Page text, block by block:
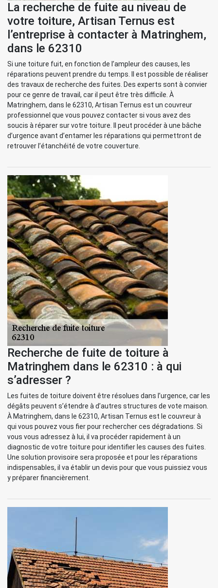
La recherche de fuite au niveau de
votre toiture, Artisan Ternus est
l’entreprise à contacter à Matringhem,
dans le 62310
Si une toiture fuit, en fonction de l’ampleur des causes, les
réparations peuvent prendre du temps. Il est possible de réaliser
des travaux de recherche des fuites. Des experts sont à convier
pour ce genre de travail, car il peut être très difficile. À
Matringhem, dans le 62310, Artisan Ternus est un couvreur
professionnel que vous pouvez contacter si vous avez des
soucis à réparer sur votre toiture. Il peut procéder à une bâche
d’urgence avant d’entamer les réparations qui permettront de
retrouver l’étanchéité de votre couverture.
Recherche de fuite de toiture à
Matringhem dans le 62310 : à qui
s’adresser ?
Les fuites de toiture doivent être résolues dans l’urgence, car les
dégâts peuvent s’étendre à d’autres structures de vote maison.
À Matringhem, dans le 62310, Artisan Ternus est le couvreur à
qui vous pouvez vous fier pour rechercher ces dégradations. Si
vous vous adressez à lui, il va procéder rapidement à un
diagnostic de votre toiture pour identifier les causes des fuites.
Une solution provisoire sera proposée et pour les réparations
indispensables, il va établir un devis pour que vous puissiez vous
y préparer financièrement.